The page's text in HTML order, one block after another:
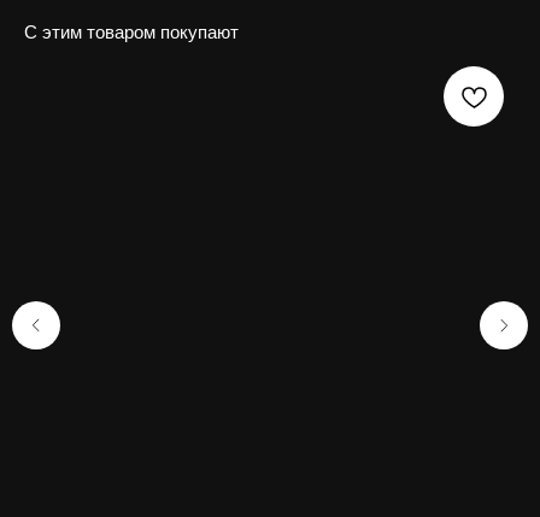
С этим товаром покупают